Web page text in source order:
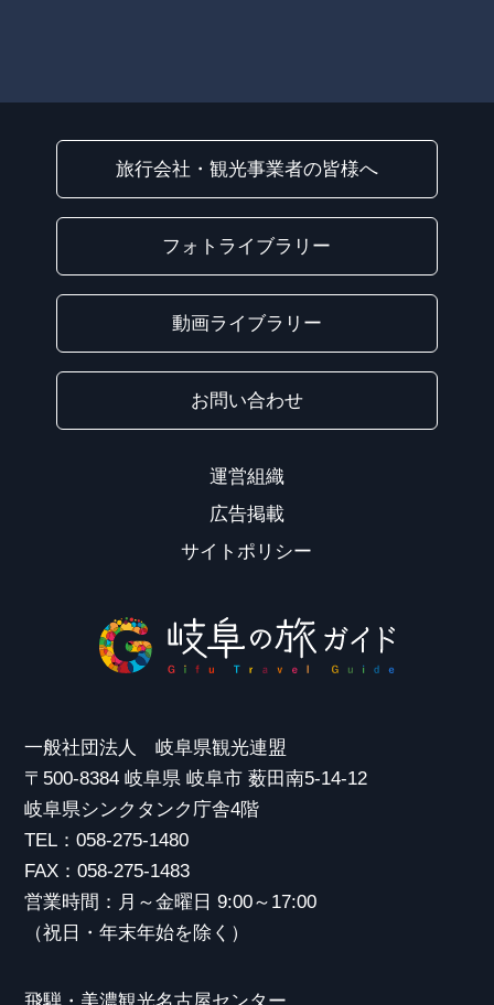
旅行会社・観光事業者の皆様へ
フォトライブラリー
動画ライブラリー
お問い合わせ
運営組織
広告掲載
サイトポリシー
一般社団法人 岐阜県観光連盟
〒500-8384 岐阜県 岐阜市 薮田南5-14-12
岐阜県シンクタンク庁舎4階
TEL：058-275-1480
FAX：058-275-1483
営業時間：月～金曜日 9:00～17:00
（祝日・年末年始を除く）